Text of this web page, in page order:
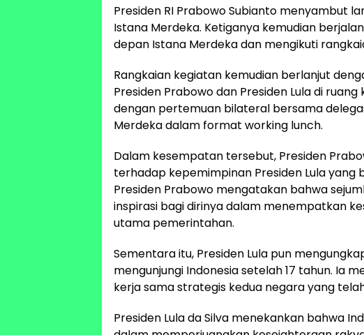
Presiden RI Prabowo Subianto menyambut
Istana Merdeka. Ketiganya kemudian
depan Istana Merdeka dan mengikuti
Rangkaian kegiatan kemudian berlanjut
Presiden Prabowo dan Presiden Lula di
dengan pertemuan bilateral bersama
Merdeka dalam format working lunch.
Dalam kesempatan tersebut, Presiden
terhadap kepemimpinan Presiden Lula
Presiden Prabowo mengatakan bahwa
inspirasi bagi dirinya dalam menempatkan
utama pemerintahan.
Sementara itu, Presiden Lula pun
mengunjungi Indonesia setelah 17 tahun. Ia
kerja sama strategis kedua negara yang
Presiden Lula da Silva menekankan bahwa